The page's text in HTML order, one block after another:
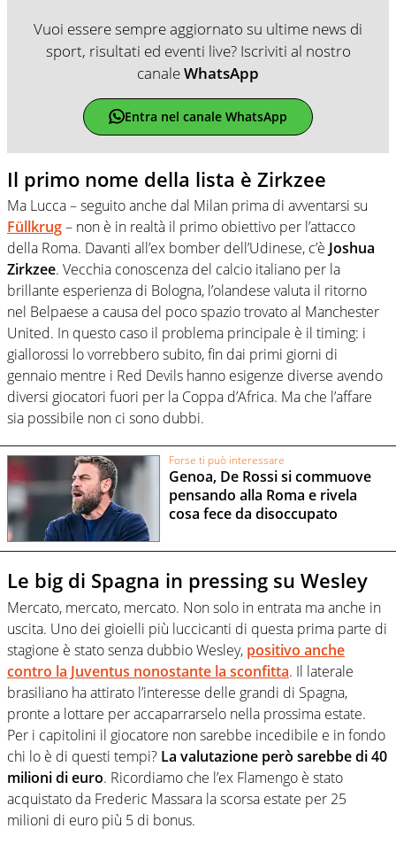
Vuoi essere sempre aggiornato su ultime news di
sport, risultati ed eventi live? Iscriviti al nostro
canaleWhatsApp
Entra nel canale WhatsApp
Il primo nome della lista è Zirkzee
Ma Lucca – seguito anche dal Milan prima di avventarsi su
Füllkrug– non è in realtà il primo obiettivo per l’attacco
della Roma. Davanti all’ex bomber dell’Udinese, c’è Joshua
Zirkzee. Vecchia conoscenza del calcio italiano per la
brillante esperienza di Bologna, l’olandese valuta il ritorno
nel Belpaese a causa del poco spazio trovato al Manchester
United. In questo caso il problema principale è il timing: i
giallorossi lo vorrebbero subito, fin dai primi giorni di
gennaio mentre i Red Devils hanno esigenze diverse avendo
diversi giocatori fuori per la Coppa d’Africa. Ma che l’affare
sia possibile non ci sono dubbi.
Forse ti può interessare
Genoa, De Rossi si commuove
pensando alla Roma e rivela
cosa fece da disoccupato
Le big di Spagna in pressing su Wesley
Mercato, mercato, mercato. Non solo in entrata ma anche in
uscita. Uno dei gioielli più luccicanti di questa prima parte di
stagione è stato senza dubbio Wesley, positivo anche
contro la Juventus nonostante la sconfitta. Il laterale
brasiliano ha attirato l’interesse delle grandi di Spagna,
pronte a lottare per accaparrarselo nella prossima estate.
Per i capitolini il giocatore non sarebbe incedibile e in fondo
chi lo è di questi tempi? La valutazione però sarebbe di 40
milioni di euro. Ricordiamo che l’ex Flamengo è stato
acquistato da Frederic Massara la scorsa estate per 25
milioni di euro più 5 di bonus.